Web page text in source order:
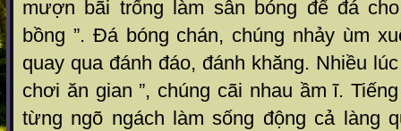
mượn bãi trống làm sân bóng để đá
bồng ”. Đá bóng chán, chúng nhảy ùm
quay qua đánh đáo, đánh khăng. Nhiều
chơi ăn gian ”, chúng cãi nhau ầm ĩ.
từng ngõ ngách làm sống động cả làng